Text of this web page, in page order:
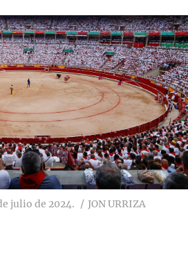
julio de 2024.
JON URRIZA